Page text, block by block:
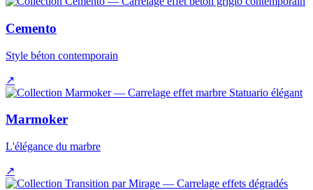
Cemento
Style béton contemporain
↗
Marmoker
L'élégance du marbre
↗